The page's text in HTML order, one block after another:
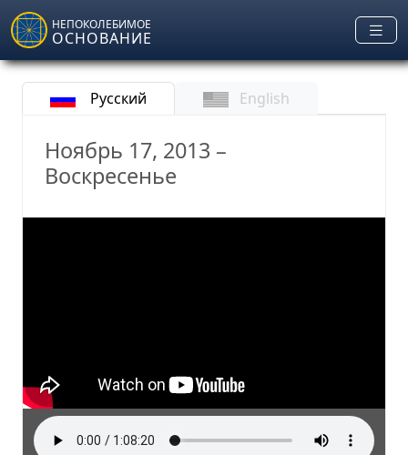
Skip to main content
НЕПОКОЛЕБИМОЕ
ОСНОВАНИЕ
Русский English
Ноябрь 17, 2013 –
Воскресенье